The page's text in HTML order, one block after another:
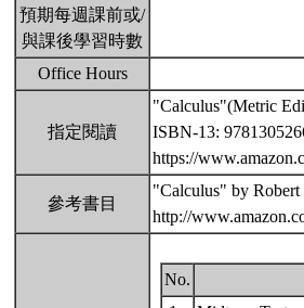
預期每週課前或/
與課後學習時數
Office Hours
指定閱讀
"Calculus"(Metric
ISBN-13:
https://
參考書目
"Calculus" by
http://
No.